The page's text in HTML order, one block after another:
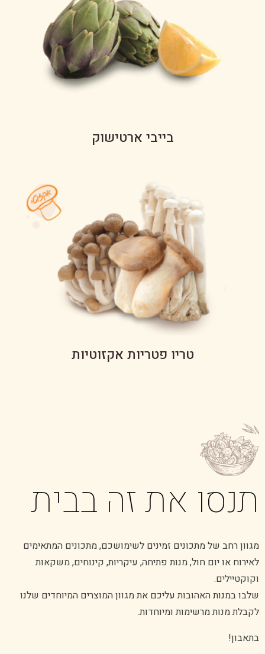
בייבי ארטישוק
טריו פטריות אקזוטיות
תנסו את זה בבית
מגוון רחב של מתכונים זמינים לשימושכם, מתכונים המתאימים
לאירוח או יום חול, מנות פתיחה, עיקריות, קינוחים, משקאות
וקוקטיילים.
שלבו במנות האהובות עליכם את מגוון המוצרים המיוחדים שלנו
לקבלת מנות מרשימות ומיוחדות.
בתאבון!